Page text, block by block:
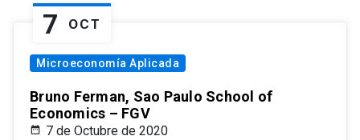
7 OCT
Microeconomía Aplicada
Bruno Ferman, Sao Paulo School of
Economics – FGV
7 de Octubre de 2020